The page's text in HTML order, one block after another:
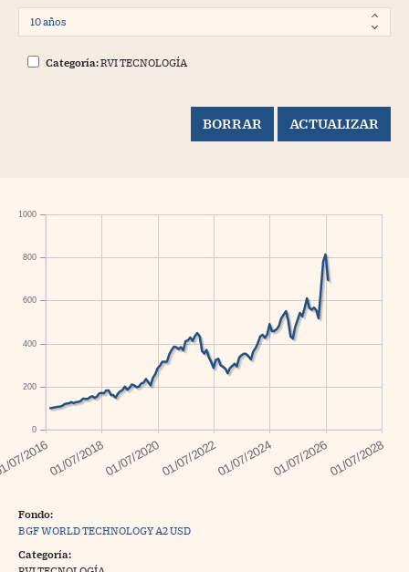
Categoría:RVI TECNOLOGÍA
0
200
400
600
800
1000
Fondo:
BGF WORLD TECHNOLOGY A2 USD
Categoría: